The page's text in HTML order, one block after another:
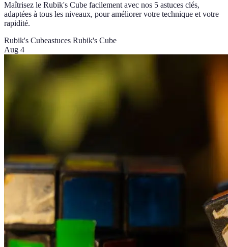
Maîtrisez le Rubik's Cube facilement avec nos 5 astuces clés,
adaptées à tous les niveaux, pour améliorer votre technique et votre
rapidité.
Rubik's Cubeastuces Rubik's Cube
Aug 4